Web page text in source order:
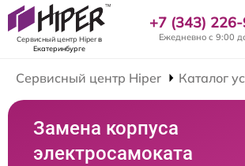
Сервисный центр Hiperв
Екатеринбурге
+7 (343)
Ежедневно с 9:00
Сервисный центр Hiper Каталог
Замена корпуса
электросамоката